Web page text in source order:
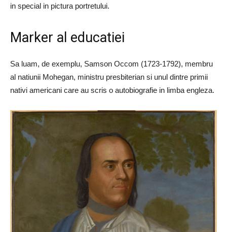
in special in pictura portretului.
Marker al educatiei
Sa luam, de exemplu, Samson Occom (1723-1792), membru
al natiunii Mohegan, ministru presbiterian si unul dintre primii
nativi americani care au scris o autobiografie in limba engleza.